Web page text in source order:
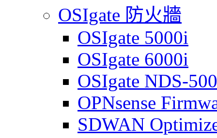
OSIgate 防火牆
OSIgate 5000i
OSIgate 6000i
OSIgate NDS-
OPNsense
SDWAN